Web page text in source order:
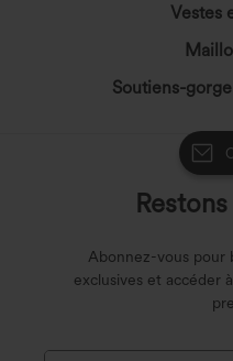
Vestes
Soutiens-
Abonnez-vous pour
exclusives et accéder